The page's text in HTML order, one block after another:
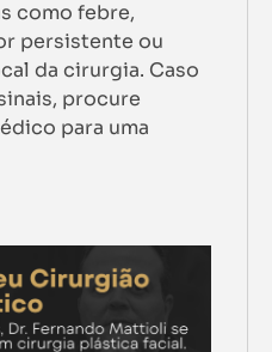
como febre,
persistente ou
da cirurgia. Caso
procure
para uma